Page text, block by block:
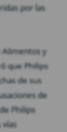
por las
Alimentos y
que Philips
de sus
de
Philips